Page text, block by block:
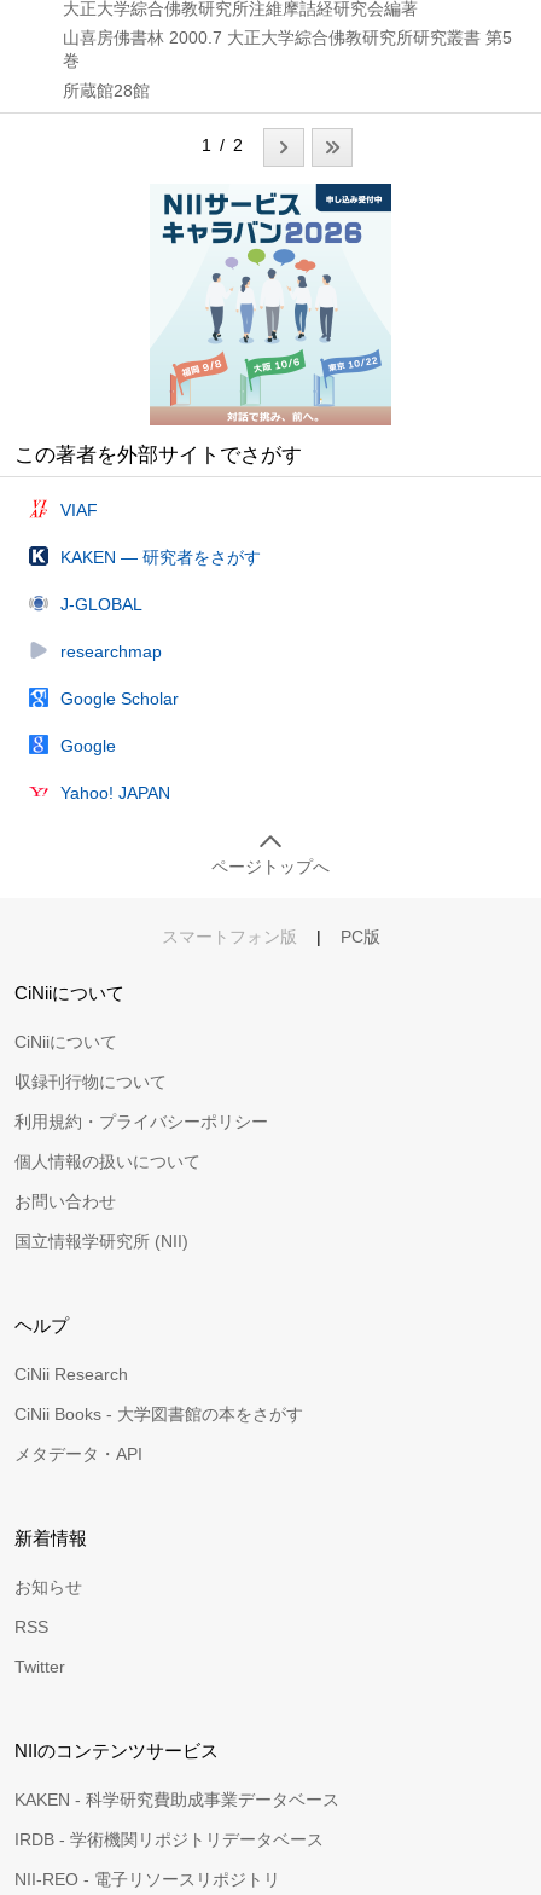
大正大学綜合佛教研究所注維摩詰経研究会編著
山喜房佛書林 2000.7 大正大学綜合佛教研究所研究叢書 第5
巻
所蔵館28館
1 / 2
この著者を外部サイトでさがす
VIAF
KAKEN — 研究者をさがす
J-GLOBAL
researchmap
Google Scholar
Google
Yahoo! JAPAN
ページトップへ
スマートフォン版 | PC版
CiNiiについて
CiNiiについて
収録刊行物について
利用規約・プライバシーポリシー
個人情報の扱いについて
お問い合わせ
国立情報学研究所 (NII)
ヘルプ
CiNii Research
CiNii Books - 大学図書館の本をさがす
メタデータ・API
新着情報
お知らせ
RSS
Twitter
NIIのコンテンツサービス
KAKEN - 科学研究費助成事業データベース
IRDB - 学術機関リポジトリデータベース
NII-REO - 電子リソースリポジトリ